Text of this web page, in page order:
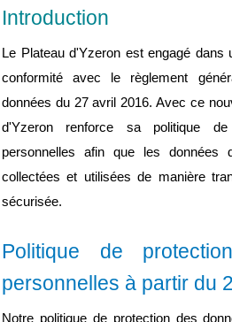
Introduction
Le Plateau d'Yzeron est engagé dans
conformité avec le règlement
données du 27 avril 2016. Avec ce
d'Yzeron renforce sa politique
personnelles afin que les données
collectées et utilisées de manière
sécurisée.
Politique de
personnelles à partir du
Notre politique de protection des